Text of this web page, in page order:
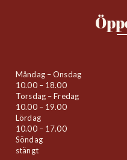
Måndag – Onsdag
10.00 – 18.00
Torsdag – Fredag
10.00 – 19.00
Lördag
10.00 – 17.00
Söndag
stängt